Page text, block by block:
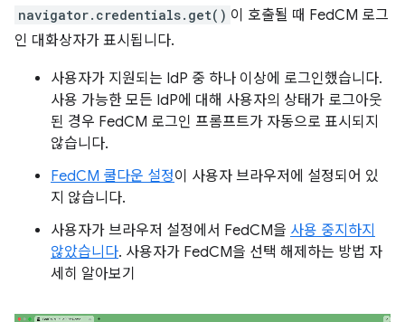
navigator.credentials.get() 이 호출될 때 FedCM 로그
인 대화상자가 표시됩니다.
사용자가 지원되는 IdP 중 하나 이상에 로그인했습니다.
사용 가능한 모든 IdP에 대해 사용자의 상태가 로그아웃
된 경우 FedCM 로그인 프롬프트가 자동으로 표시되지
않습니다.
FedCM 쿨다운 설정이 사용자 브라우저에 설정되어 있
지 않습니다.
사용자가 브라우저 설정에서 FedCM을 사용 중지하지
않았습니다. 사용자가 FedCM을 선택 해제하는 방법 자
세히 알아보기